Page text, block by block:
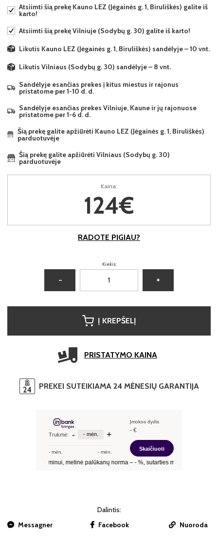
Atsiimti šią prekę Kauno LEZ (Jėgainės g. 1, Biruliškės) galite iš
karto!
Atsiimti šią prekę Vilniuje (Sodybų g. 30) galite iš karto!
Likutis Kauno LEZ (Jėgainės g. 1, Biruliškės) sandėlyje – 10 vnt.
Likutis Vilniaus (Sodybų g. 30) sandėlyje – 8 vnt.
Sandėlyje esančias prekes į kitus miestus ir rajonus
pristatome per 1-10 d. d.
Sandėlyje esančias prekes Vilniuje, Kaune ir jų rajonuose
pristatome per 1-6 d. d.
Šią prekę galite apžiūrėti Kauno LEZ (Jėgainės g. 1, Biruliškės)
parduotuvėje
Šią prekę galite apžiūrėti Vilniaus (Sodybų g. 30)
parduotuvėje
Kaina:
124€
RADOTE PIGIAU?
Kiekis:
− +
Į KREPŠELĮ
PRISTATYMO KAINA
PREKEI SUTEIKIAMA 24 MĖNESIŲ GARANTIJA
Dalintis:
Messagner
Facebook Nuoroda